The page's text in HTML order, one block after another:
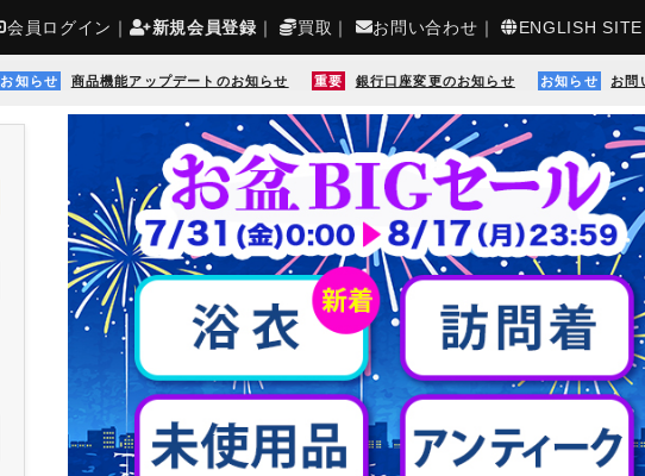
会員ログイン ｜ 新規会員登録 ｜ 買取 ｜ お問い合わせ ｜ ENGLISH SITE
お知らせ 商品機能アップデートのお知らせ 重要 銀行口座変更のお知らせ お知らせ お問